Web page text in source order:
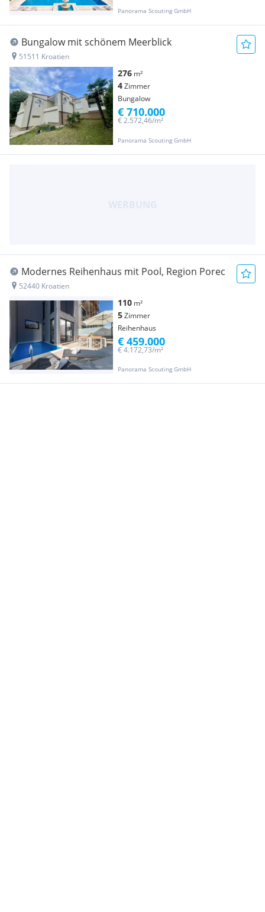
Panorama Scouting GmbH
Bungalow mit schönem Meerblick
51511 Kroatien
276 m²
4Zimmer
Bungalow
Panorama Scouting GmbH
€ 2.572,46/m²
€ 710.000
Modernes Reihenhaus mit Pool, Region Porec
52440 Kroatien
110 m²
5Zimmer
Reihenhaus
Panorama Scouting GmbH
€ 4.172,73/m²
€ 459.000